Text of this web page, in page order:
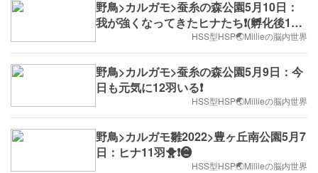
野鳥>カルガモ>蚕糸の森公園5月10日：
我が強くなってきたヒナたち❗️(孵化後10
HSS型HSP🌏Millieの脳内世界
野鳥>カルガモ>蚕糸の森公園5月9日：今
日も元気に12羽いる❗️
HSS型HSP🌏Millieの脳内世界
野鳥>カルガモ雛2022>豊ヶ丘南公園5月7
日：ヒナ11羽🐥❗️❷
HSS型HSP🌏Millieの脳内世界